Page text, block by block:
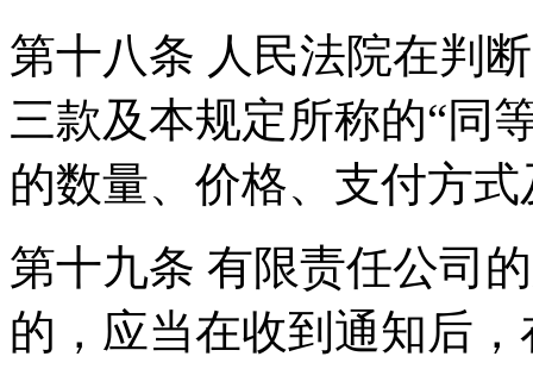
第十八条 人民法院在判
三款及本规定所称的“同
的数量、价格、支付方
第十九条 有限责任公司
的，应当在收到通知后